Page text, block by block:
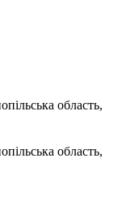
область,
область,